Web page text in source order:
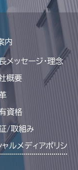
内
メッセージ・理念
概要
資格
/取組み
ャルメディアポリシ